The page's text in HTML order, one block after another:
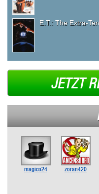
E.T.: The Extra-
JETZT
magico24 zoran420